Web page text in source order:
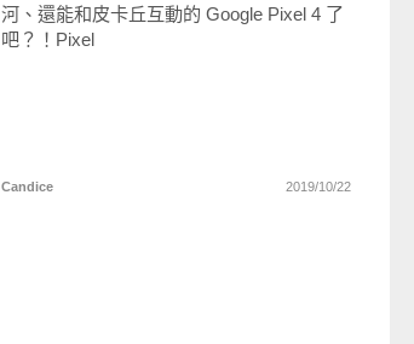
河、還能和皮卡丘互動的 Google Pixel 4 了
吧？！Pixel
Candice 2019/10/22